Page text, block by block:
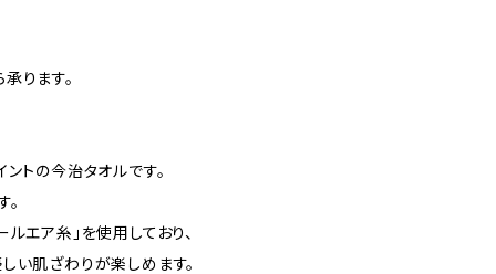
ります。
トの今治タオルです。
エア糸」を使用しており、
い肌ざわりが楽しめます。